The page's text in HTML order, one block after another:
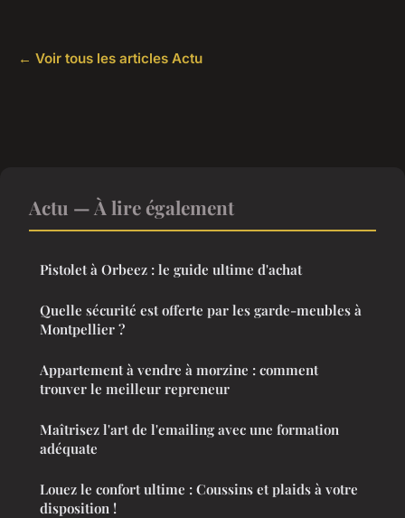
← Voir tous les articles Actu
Actu — À lire également
Pistolet à Orbeez : le guide ultime d'achat
Quelle sécurité est offerte par les garde-meubles à
Montpellier ?
Appartement à vendre à morzine : comment
trouver le meilleur repreneur
Maîtrisez l'art de l'emailing avec une formation
adéquate
Louez le confort ultime : Coussins et plaids à votre
disposition !